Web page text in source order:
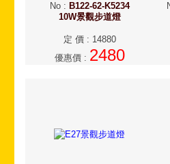
No: B122-62-K5234
10W景觀步道燈
定 價: 14880
優惠價: 2480